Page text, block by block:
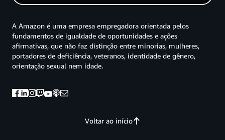
Voltar ao início
A Amazon é uma empresa empregadora orientada pelos
fundamentos de igualdade de oportunidades e ações
afirmativas, que não faz distinção entre minorias, mulheres,
portadores de deficiência, veteranos, identidade de gênero,
orientação sexual nem idade.